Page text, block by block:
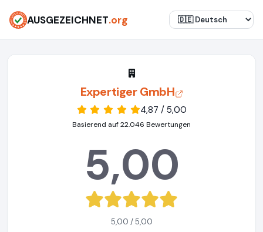
AUSGEZEICHNET.org
Expertiger GmbH
4,87 / 5,00
Basierend auf 22.046 Bewertungen
5,00
5,00 / 5,00